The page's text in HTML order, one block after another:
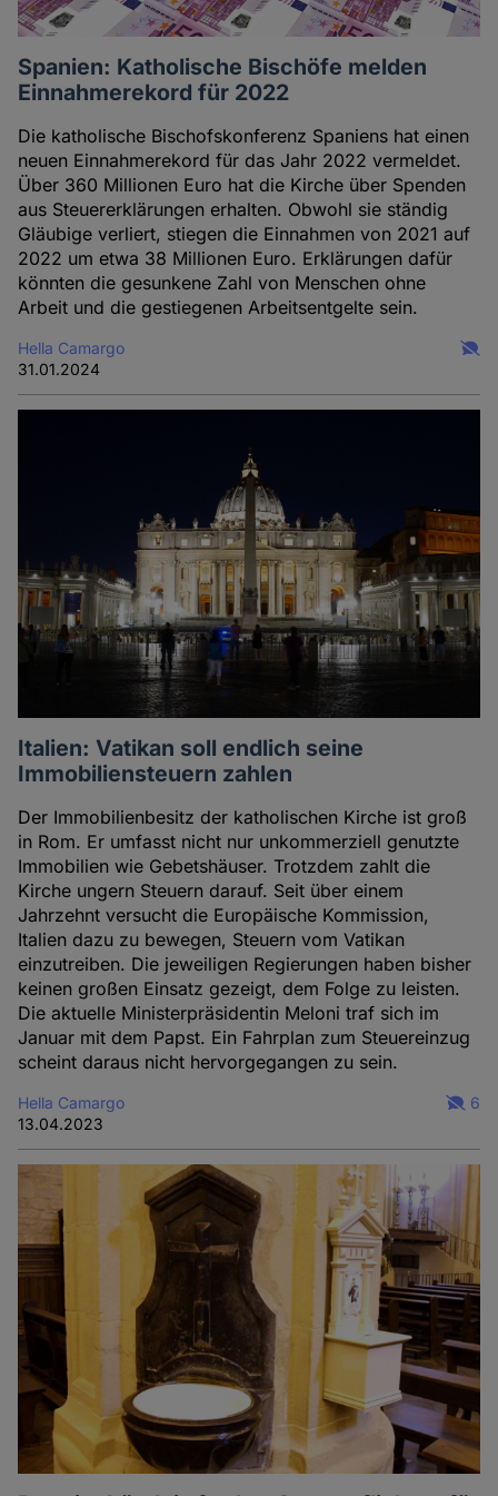
Spanien: Katholische Bischöfe melden
Einnahmerekord für 2022
Die katholische Bischofskonferenz Spaniens hat einen
neuen Einnahmerekord für das Jahr 2022 vermeldet.
Über 360 Millionen Euro hat die Kirche über Spenden
aus Steuererklärungen erhalten. Obwohl sie ständig
Gläubige verliert, stiegen die Einnahmen von 2021 auf
2022 um etwa 38 Millionen Euro. Erklärungen dafür
könnten die gesunkene Zahl von Menschen ohne
Arbeit und die gestiegenen Arbeitsentgelte sein.
Hella Camargo
31.01.2024
Italien: Vatikan soll endlich seine
Immobiliensteuern zahlen
Der Immobilienbesitz der katholischen Kirche ist groß
in Rom. Er umfasst nicht nur unkommerziell genutzte
Immobilien wie Gebetshäuser. Trotzdem zahlt die
Kirche ungern Steuern darauf. Seit über einem
Jahrzehnt versucht die Europäische Kommission,
Italien dazu zu bewegen, Steuern vom Vatikan
einzutreiben. Die jeweiligen Regierungen haben bisher
keinen großen Einsatz gezeigt, dem Folge zu leisten.
Die aktuelle Ministerpräsidentin Meloni traf sich im
Januar mit dem Papst. Ein Fahrplan zum Steuereinzug
scheint daraus nicht hervorgegangen zu sein.
Hella Camargo
13.04.2023
6